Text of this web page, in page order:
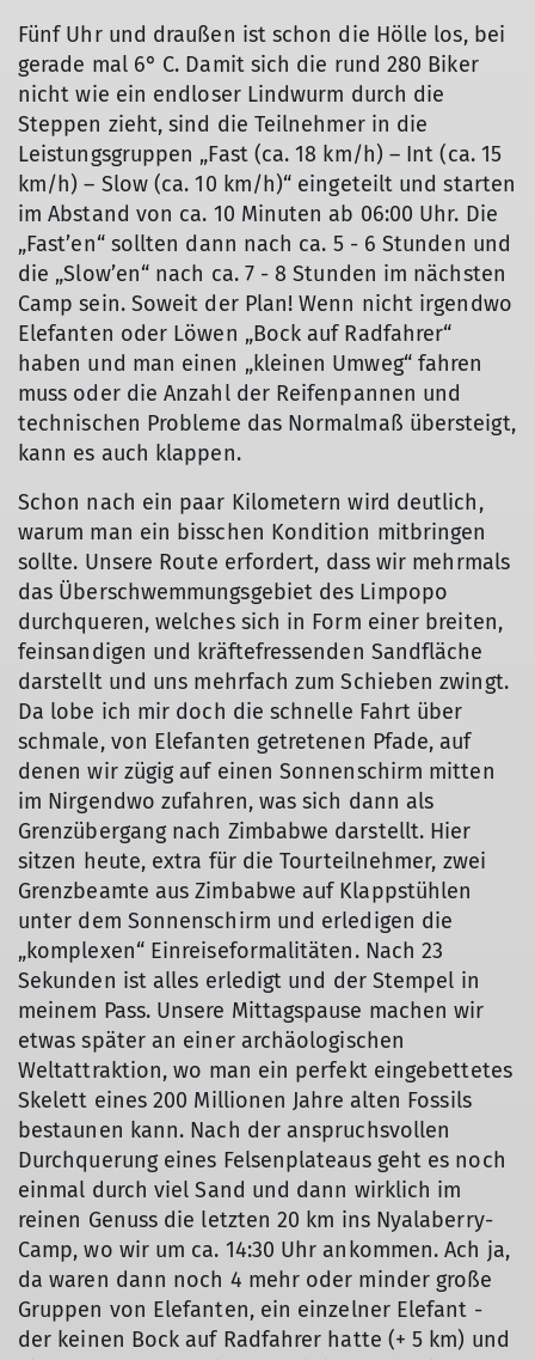
Fünf Uhr und draußen ist schon die Hölle los, bei
gerade mal 6° C. Damit sich die rund 280 Biker
nicht wie ein endloser Lindwurm durch die
Steppen zieht, sind die Teilnehmer in die
Leistungsgruppen „Fast (ca. 18 km/h) – Int (ca. 15
km/h) – Slow (ca. 10 km/h)“ eingeteilt und starten
im Abstand von ca. 10 Minuten ab 06:00 Uhr. Die
„Fast’en“ sollten dann nach ca. 5 - 6 Stunden und
die „Slow’en“ nach ca. 7 - 8 Stunden im nächsten
Camp sein. Soweit der Plan! Wenn nicht irgendwo
Elefanten oder Löwen „Bock auf Radfahrer“
haben und man einen „kleinen Umweg“ fahren
muss oder die Anzahl der Reifenpannen und
technischen Probleme das Normalmaß übersteigt,
kann es auch klappen.
Schon nach ein paar Kilometern wird deutlich,
warum man ein bisschen Kondition mitbringen
sollte. Unsere Route erfordert, dass wir mehrmals
das Überschwemmungsgebiet des Limpopo
durchqueren, welches sich in Form einer breiten,
feinsandigen und kräftefressenden Sandfläche
darstellt und uns mehrfach zum Schieben zwingt.
Da lobe ich mir doch die schnelle Fahrt über
schmale, von Elefanten getretenen Pfade, auf
denen wir zügig auf einen Sonnenschirm mitten
im Nirgendwo zufahren, was sich dann als
Grenzübergang nach Zimbabwe darstellt. Hier
sitzen heute, extra für die Tourteilnehmer, zwei
Grenzbeamte aus Zimbabwe auf Klappstühlen
unter dem Sonnenschirm und erledigen die
„komplexen“ Einreiseformalitäten. Nach 23
Sekunden ist alles erledigt und der Stempel in
meinem Pass. Unsere Mittagspause machen wir
etwas später an einer archäologischen
Weltattraktion, wo man ein perfekt eingebettetes
Skelett eines 200 Millionen Jahre alten Fossils
bestaunen kann. Nach der anspruchsvollen
Durchquerung eines Felsenplateaus geht es noch
einmal durch viel Sand und dann wirklich im
reinen Genuss die letzten 20 km ins Nyalaberry-
Camp, wo wir um ca. 14:30 Uhr ankommen. Ach ja,
da waren dann noch 4 mehr oder minder große
Gruppen von Elefanten, ein einzelner Elefant -
der keinen Bock auf Radfahrer hatte (+ 5 km) und